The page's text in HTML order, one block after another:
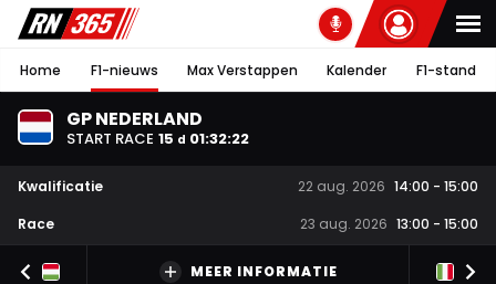
Home F1-nieuws Max Verstappen Kalender F1-stand
GP NEDERLAND
START RACE 15 d 01:32:21
Kwalificatie 22 aug. 2026 14:00 - 15:00
Race
23 aug. 2026 13:00 - 15:00
MEER INFORMATIE